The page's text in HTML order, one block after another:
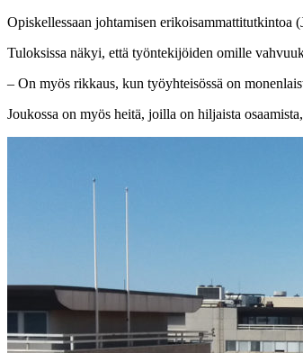
Opiskellessaan johtamisen
Tuloksissa näkyi, että työntekijöiden omille
– On myös rikkaus, kun työyhteisössä on
Joukossa on myös heitä, joilla on hiljaista